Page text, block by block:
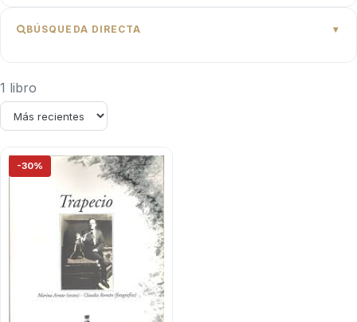
BÚSQUEDA DIRECTA
1 libro
-30%